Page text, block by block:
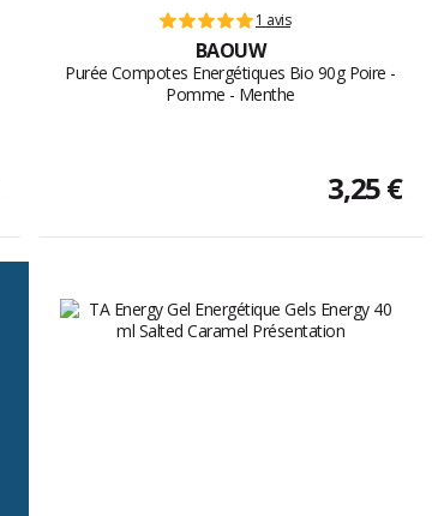
1 avis
BAOUW
Purée Compotes Energétiques Bio 90g Poire -
Pomme - Menthe
3,25 €